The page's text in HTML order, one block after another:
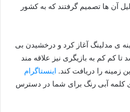
آن ها تصمیم گرفتند که به کشور
ی مدلینگ آغاز کرد و درخشیدن بی
تا کم کم به بازیگری نیز علاقه مند
را دریافت کند. اینستاگرام
کلمه آبی رنگ برای شما در دسترس